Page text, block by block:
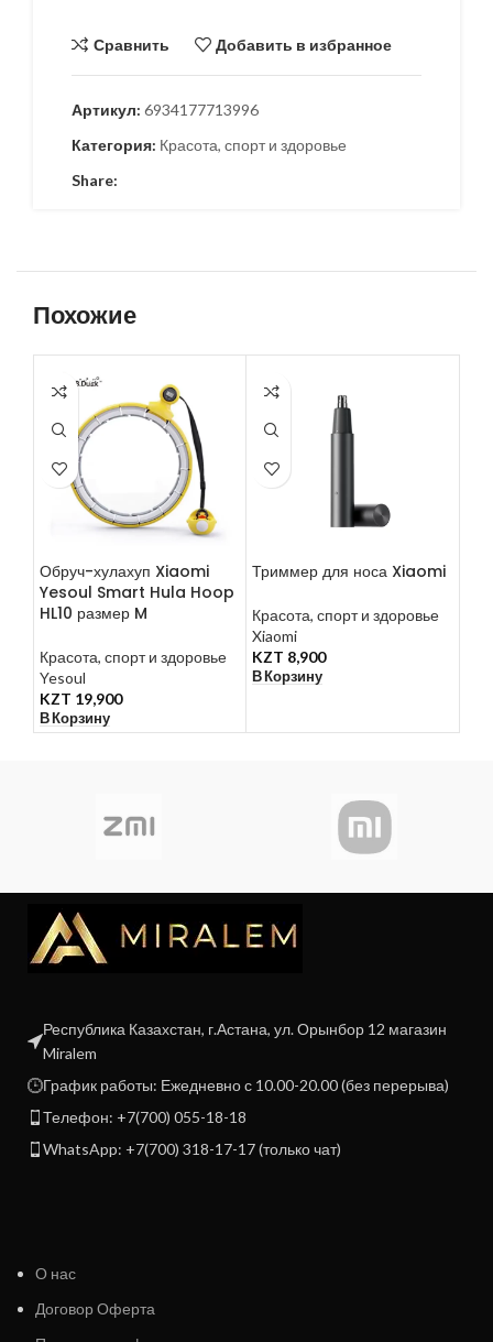
Сравнить Добавить в избранное
Артикул: 6934177713996
Категория: Красота, спорт и здоровье
Share:
Похожие
Обруч-хулахуп Xiaomi
Yesoul Smart Hula Hoop
HL10 размер M
Красота, спорт и здоровье
Yesoul
KZT 19,900
В Корзину
Триммер для носа Xiaomi
Красота, спорт и здоровье
Xiaomi
KZT 8,900
В Корзину
Республика Казахстан, г.Астана, ул. Орынбор 12 магазин
Miralem
График работы: Ежедневно с 10.00-20.00 (без перерыва)
Телефон: +7(700) 055-18-18
WhatsApp: +7(700) 318-17-17 (только чат)
О нас
Договор Оферта